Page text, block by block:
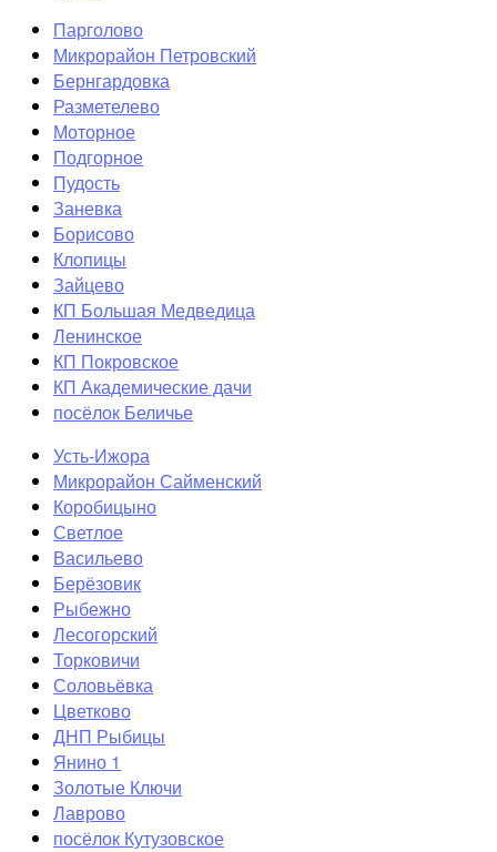
Парголово
Микрорайон Петровский
Бернгардовка
Разметелево
Моторное
Подгорное
Пудость
Заневка
Борисово
Клопицы
Зайцево
КП Большая Медведица
Ленинское
КП Покровское
КП Академические дачи
посёлок Беличье
Усть-Ижора
Микрорайон Сайменский
Коробицыно
Светлое
Васильево
Берёзовик
Рыбежно
Лесогорский
Торковичи
Соловьёвка
Цветково
ДНП Рыбицы
Янино 1
Золотые Ключи
Лаврово
посёлок Кутузовское